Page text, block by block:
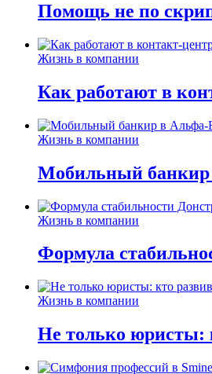
Помощь не по
Жизнь в компании
Как работают в
Жизнь в компании
Мобильный банкир
Жизнь в компании
Формула
Жизнь в компании
Не только юристы: